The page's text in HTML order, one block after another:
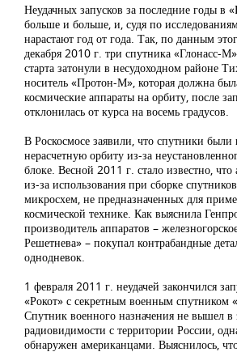
Неудачных запусков за последние годы в
больше и больше, и, судя по
нарастают год от года. Так, по данным
декабря 2010 г. три спутника «Глонасс-
старта затонули в несудоходном районе
носитель «Протон-М», которая должна
космические аппараты на орбиту, после
отклонилась от курса на восемь градусов.
В Роскосмосе заявили, что спутники
нерасчетную орбиту из-за
блоке. Весной 2011 г. стало известно,
из-за использования при сборке
микросхем, не предназначенных для
космической технике. Как выяснила
производитель аппаратов –
Решетнева» – покупал контрабандные
однодневок.
1 февраля 2011 г. неудачей закончился
«Рокот» с секретным военным спутником
Спутник военного назначения не вышел в
радиовидимости с территории России,
обнаружен американцами. Выяснилось,